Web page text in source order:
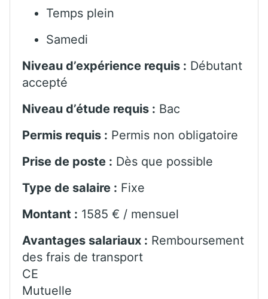
Temps plein
Samedi
Niveau d’expérience requis : Débutant
accepté
Niveau d’étude requis : Bac
Permis requis : Permis non obligatoire
Prise de poste : Dès que possible
Type de salaire : Fixe
Montant : 1585 € / mensuel
Avantages salariaux : Remboursement
des frais de transport
CE
Mutuelle